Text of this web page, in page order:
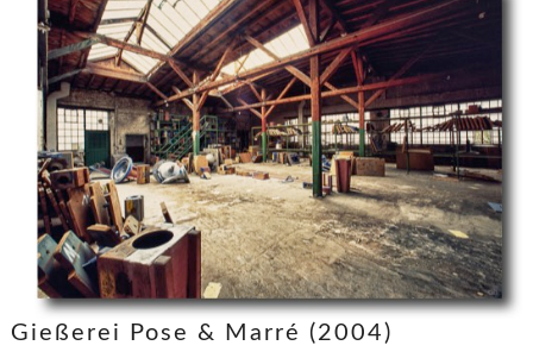
Gießerei Pose & Marré (2004)